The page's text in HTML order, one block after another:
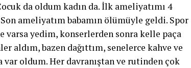
da oldum kadın da. İlk ameliyatımı 4
ameliyatım babamın ölümüyle geldi. Spor
varsa yedim, konserlerden sonra kelle paça
bazen dağıttım, senelerce kahve ve
oldum. Her davranıştan ve rutinden çok